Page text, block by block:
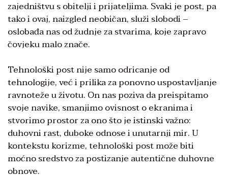
zajedništvu s obitelji i prijateljima. Svaki je post, pa
tako i ovaj, naizgled neobičan, služi slobodi –
oslobađa nas od žudnje za stvarima, koje zapravo
čovjeku malo znače.
Tehnološki post nije samo odricanje od
tehnologije, već i prilika za ponovno uspostavljanje
ravnoteže u životu. On nas poziva da preispitamo
svoje navike, smanjimo ovisnost o ekranima i
stvorimo prostor za ono što je istinski važno:
duhovni rast, duboke odnose i unutarnji mir. U
kontekstu korizme, tehnološki post može biti
moćno sredstvo za postizanje autentične duhovne
obnove.